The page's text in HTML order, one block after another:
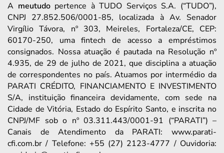
A meutudopertence à TUDO Serviços S.A. (“TUDO”),
CNPJ 27.852.506/0001-85, localizada à Av. Senador
Virgílio Távora, nº 303, Meireles, Fortaleza/CE, CEP:
60170-250, uma fintech de acesso a empréstimos
consignados. Nossa atuação é pautada na Resolução nº
4.935, de 29 de julho de 2021, que disciplina a atuação
de correspondentes no país. Atuamos por intermédio da
PARATI CRÉDITO, FINANCIAMENTO E INVESTIMENTO
S/A, instituição financeira devidamente, com sede na
Cidade de Vitória, Estado do Espírito Santo, e inscrita no
CNPJ/MF sob o nº 03.311.443/0001-91 (“PARATI”) –
Canais de Atendimento da PARATI: www.parati-
cfi.com.br / Telefone: +55 (27) 2123-4777 / Ouvidoria: